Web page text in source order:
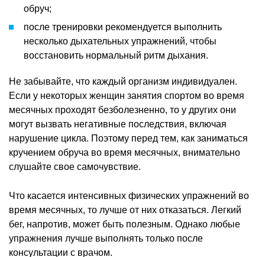
обруч;
после тренировки рекомендуется выполнить
несколько дыхательных упражнений, чтобы
восстановить нормальный ритм дыхания.
Не забывайте, что каждый организм индивидуален.
Если у некоторых женщин занятия спортом во время
месячных проходят безболезненно, то у других они
могут вызвать негативные последствия, включая
нарушение цикла. Поэтому перед тем, как заниматься
кручением обруча во время месячных, внимательно
слушайте свое самочувствие.
Что касается интенсивных физических упражнений во
время месячных, то лучше от них отказаться. Легкий
бег, напротив, может быть полезным. Однако любые
упражнения лучше выполнять только после
консультации с врачом.